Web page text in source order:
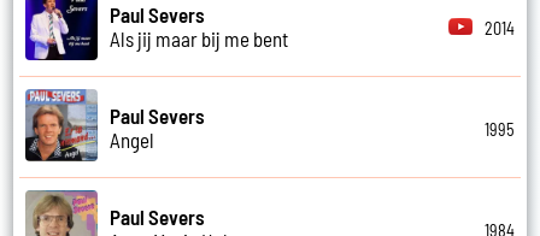
Paul Severs
Als jij maar bij me bent
2014
Paul Severs
Angel
1995
Paul Severs
1984